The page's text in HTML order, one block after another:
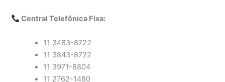
Central Telefônica Fixa:
11 3483-8722
11 3843-8722
11 3971-8804
11 2762-1480